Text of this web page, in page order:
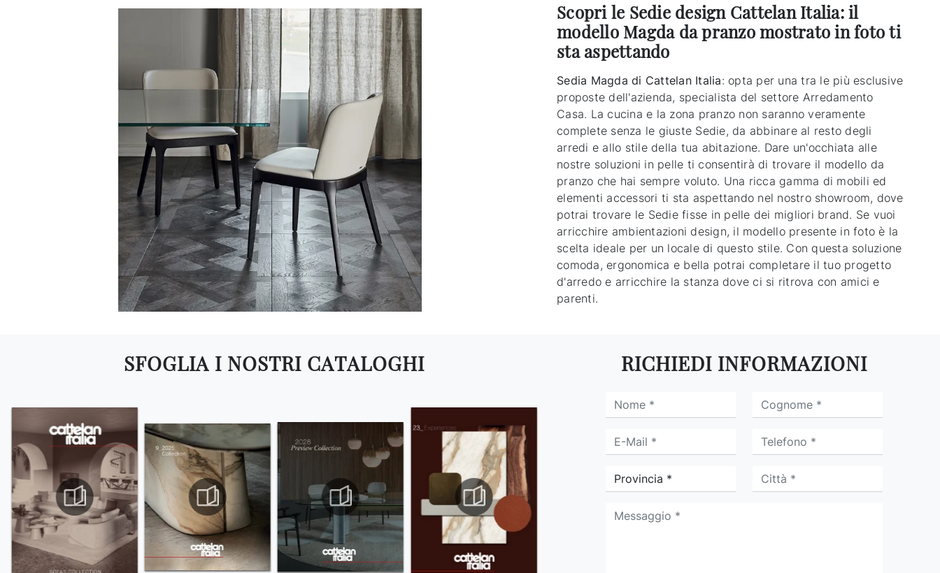
Scopri le Sedie design Cattelan Italia: il
modello Magda da pranzo mostrato in foto ti
sta aspettando
Sedia Magda di Cattelan Italia: opta per una tra le più esclusive
proposte dell'azienda, specialista del settore Arredamento
Casa. La cucina e la zona pranzo non saranno veramente
complete senza le giuste Sedie, da abbinare al resto degli
arredi e allo stile della tua abitazione. Dare un'occhiata alle
nostre soluzioni in pelle ti consentirà di trovare il modello da
pranzo che hai sempre voluto. Una ricca gamma di mobili ed
elementi accessori ti sta aspettando nel nostro showroom, dove
potrai trovare le Sedie fisse in pelle dei migliori brand. Se vuoi
arricchire ambientazioni design, il modello presente in foto è la
scelta ideale per un locale di questo stile. Con questa soluzione
comoda, ergonomica e bella potrai completare il tuo progetto
d'arredo e arricchire la stanza dove ci si ritrova con amici e
parenti.
SFOGLIA I NOSTRI CATALOGHI RICHIEDI INFORMAZIONI